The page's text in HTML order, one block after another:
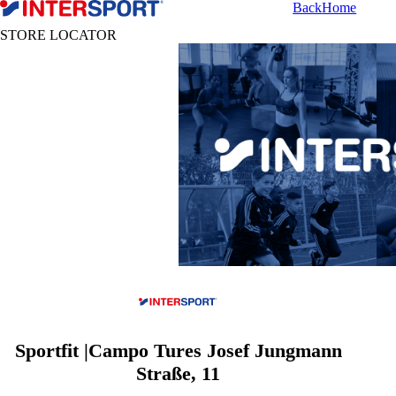
BackHome
STORE LOCATOR
Sportfit |Campo Tures Josef Jungmann
Straße, 11